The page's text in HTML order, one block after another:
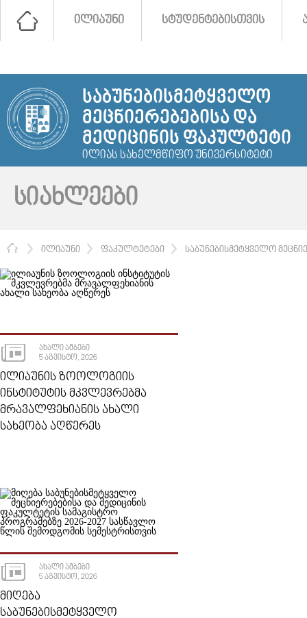
ᲘᲚᲘᲐᲣᲜᲘ ᲡᲢᲣᲓᲔᲜᲢᲔᲑᲘᲡᲗᲕᲘᲡ
ᲡᲐᲑᲣᲜᲔᲑᲘᲡᲛᲔᲢᲧᲕᲔᲚᲝ
ᲛᲔᲪᲜᲘᲔᲠᲔᲑᲔᲑᲘᲡᲐ ᲓᲐ
ᲛᲔᲓᲘᲪᲘᲜᲘᲡ ᲤᲐᲙᲣᲚᲢᲔᲢᲘ
ᲘᲚᲘᲐᲡ ᲡᲐᲮᲔᲚᲛᲬᲘᲤᲝ ᲣᲜᲘᲕᲔᲠᲡᲘᲢᲔᲢᲘ
ᲡᲘᲐᲮᲚᲔᲔᲑᲘ
ᲛᲗᲐᲕᲐᲠᲘ
ᲘᲚᲘᲐᲣᲜᲘ ᲤᲐᲙᲣᲚᲢᲔᲢᲔᲑᲘ ᲡᲐᲑᲣᲜᲔᲑᲘᲡᲛᲔᲢᲧᲕᲔᲚᲝ
ᲐᲮᲐᲚᲘ ᲐᲛᲑᲔᲑᲘ
5 ᲐᲒᲕᲘᲡᲢᲝ, 2026
ᲘᲚᲘᲐᲣᲜᲘᲡ ᲖᲝᲝᲚᲝᲒᲘᲘᲡ
ᲘᲜᲡᲢᲘᲢᲣᲢᲘᲡ ᲛᲙᲕᲚᲔᲕᲠᲔᲑᲛᲐ
ᲛᲠᲐᲕᲐᲚᲤᲔᲮᲘᲐᲜᲘᲡ ᲐᲮᲐᲚᲘ
ᲡᲐᲮᲔᲝᲑᲐ ᲐᲦᲬᲔᲠᲔᲡ
ᲐᲮᲐᲚᲘ ᲐᲛᲑᲔᲑᲘ
5 ᲐᲒᲕᲘᲡᲢᲝ, 2026
ᲛᲘᲦᲔᲑᲐ
ᲡᲐᲑᲣᲜᲔᲑᲘᲡᲛᲔᲢᲧᲕᲔᲚᲝ